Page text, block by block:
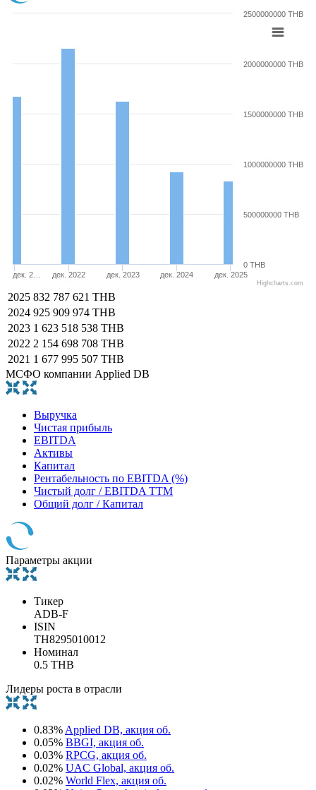
дек. 2… дек. 2022 дек. 2023 дек. 2024 дек. 2025
0 THB
500000000 THB
1000000000 THB
1500000000 THB
2000000000 THB
2500000000 THB
Highcharts.com
2025 832 787 621 THB
2024 925 909 974 THB
2023 1 623 518 538 THB
2022 2 154 698 708 THB
2021 1 677 995 507 THB
МСФО компании Applied DB
Выручка
Чистая прибыль
EBITDA
Активы
Капитал
Рентабельность по EBITDA (%)
Чистый долг / EBITDA TTM
Общий долг / Капитал
Параметры акции
Тикер
ADB-F
ISIN
TH8295010012
Номинал
0.5 THB
Лидеры роста в отрасли
0.83% Applied DB, акция об.
0.05% BBGI, акция об.
0.03% RPCG, акция об.
0.02% UAC Global, акция об.
0.02% World Flex, акция об.